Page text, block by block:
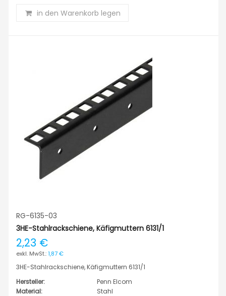
in den Warenkorb legen
RG-6135-03
3HE-Stahlrackschiene, Käfigmuttern 6131/1
2,23 €
1,87 €
3HE-Stahlrackschiene, Käfigmuttern 6131/1
Hersteller:
Penn Elcom
Material:
Stahl